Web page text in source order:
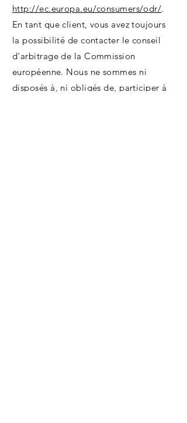
http://ec.europa.eu/consumers/odr/.
En tant que client, vous avez toujours
la possibilité de contacter le conseil
d'arbitrage de la Commission
européenne. Nous ne sommes ni
disposés à, ni obligés de, participer à